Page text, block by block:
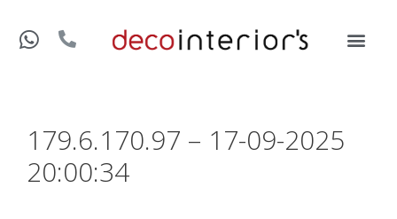
179.6.170.97 – 17-09-2025
20:00:34